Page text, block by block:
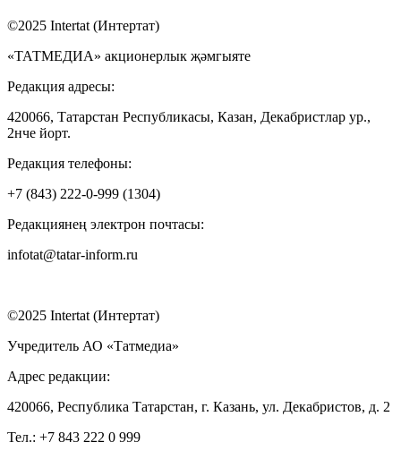
©2025 Intertat (Интертат)
«ТАТМЕДИА» акционерлык җәмгыяте
Редакция адресы:
420066, Татарстан Республикасы, Казан, Декабристлар ур.,
2нче йорт.
Редакция телефоны:
+7 (843) 222-0-999 (1304)
Редакциянең электрон почтасы:
infotat@tatar-inform.ru
©2025 Intertat (Интертат)
Учредитель АО «Татмедиа»
Адрес редакции:
420066, Республика Татарстан, г. Казань, ул. Декабристов, д. 2
Тел.: +7 843 222 0 999